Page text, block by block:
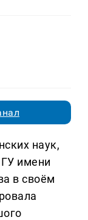
наук,
имени
в своём